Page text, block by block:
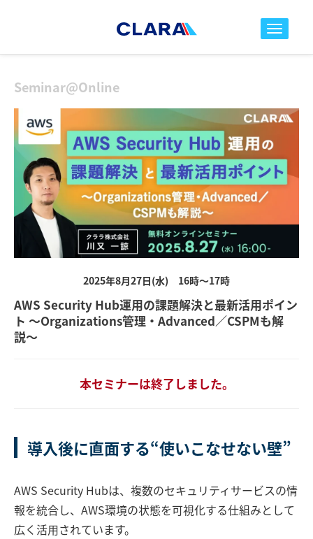
toggle
Seminar@Online
2025年8月27日(水) 16時～17時
AWS Security Hub運用の課題解決と最新活用ポイン
ト 〜Organizations管理・Advanced／CSPMも解
説〜
本セミナーは終了しました。
導入後に直面する“使いこなせない壁”
AWS Security Hubは、複数のセキュリティサービスの情
報を統合し、AWS環境の状態を可視化する仕組みとして
広く活用されています。